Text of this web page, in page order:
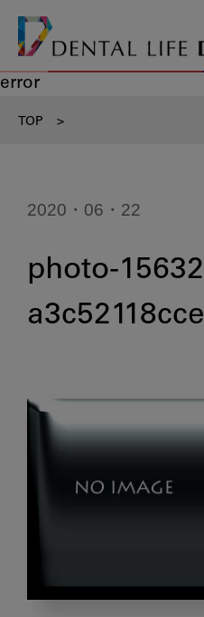
error
TOP >
2020・06・22
photo-